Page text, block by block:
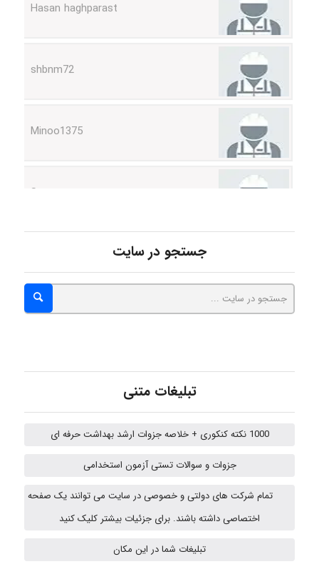
vali
arman.m
جستجو در سایت
تبلیغات متنی
1000 نکته کنکوری + خلاصه جزوات ارشد بهداشت حرفه ای
جزوات و سوالات تستی آزمون استخدامی
تمام شرکت های دولتی و خصوصی در سایت می توانند یک صفحه
اختصاصی داشته باشند. برای جزئیات بیشتر کلیک کنید
تبلیغات شما در این مکان